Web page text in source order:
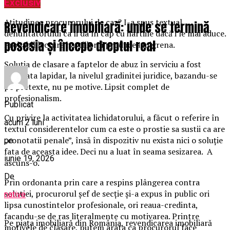
dosar.
Atitudinea procurorului de caz? I-a spus textual
denuntatorului ca îi da în cap cu hartiile dacă i le mai aduce.
Probabil lectura hartiilor ii producea migrena.
Soluția de clasare a faptelor de abuz în serviciu a fost
motivata lapidar, la nivelul gradinitei juridice, bazandu-se
pe pretexte, nu pe motive. Lipsit complet de
profesionalism.
Cu privire la activitatea lichidatorului, a făcut o referire în
textul considerentelor cum ca este o prostie sa sustii ca are
„conotatii penale”, însă în dispozitiv nu exista nici o soluție
fata de aceasta idee. Deci nu a luat în seama sesizarea. A
ascuns-o.
Prin ordonanta prin care a respins plângerea contra
solutiei, procurorul șef de secție și-a expus în public ori
lipsa cunostintelor profesionale, ori reaua-credinta,
facandu-se de ras literalmente cu motivarea. Printre
motivele de clasare, putem arata ca procurorul face
Exclusiv
Revendicare imobiliară: unde se termină
posesia și începe dreptul real
Publicat
acum 2 luni
pe
iunie 19, 2026
De
native
Pe piața imobiliară din România, revendicarea imobiliară